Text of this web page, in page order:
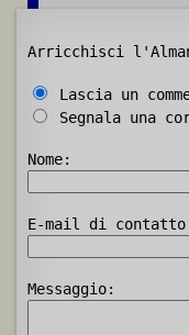
Arricchisci
Lascia un
Segnala una
Nome:
E-mail di
Messaggio: